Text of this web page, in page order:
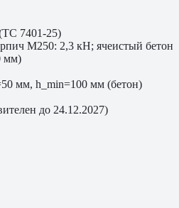
7401-25)
M250: 2,3 кН; ячеистый бетон
мм)
мм, h_min=100 мм (бетон)
до 24.12.2027)